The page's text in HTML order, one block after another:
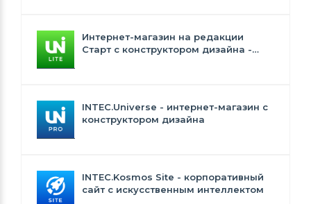
Интернет-магазин на редакции
Старт с конструктором дизайна -
INTEC.Universe - интернет-магазин с
конструктором дизайна
INTEC.Kosmos Site - корпоративный
сайт с искусственным интеллектом